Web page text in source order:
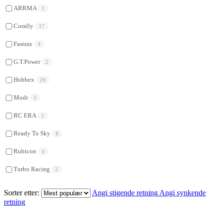
Sorter etter: Angi stigende retning Angi synkende
retning
ARRMA 1
Corally 17
Fastrax 4
G.T.Power 2
Hobbex 26
Modr 3
RC ERA 1
Ready To Sky 8
Rubicon 4
Turbo Racing 2